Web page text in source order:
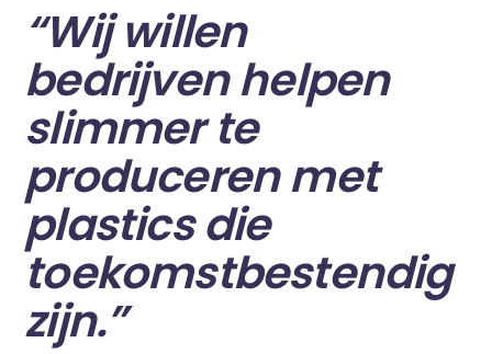
“Wij willen
bedrijven helpen
slimmer te
produceren met
plastics die
toekomstbestendig
zijn.”